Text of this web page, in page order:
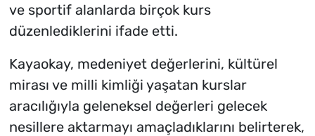
ve sportif alanlarda birçok kurs
düzenlediklerini ifade etti.
Kayaokay, medeniyet değerlerini, kültürel
mirası ve milli kimliği yaşatan kurslar
aracılığıyla geleneksel değerleri gelecek
nesillere aktarmayı amaçladıklarını belirterek,